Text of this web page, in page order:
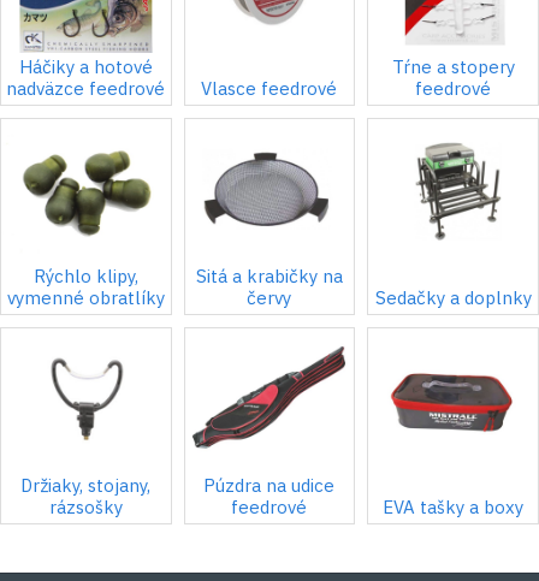
Háčiky a hotové
nadväzce feedrové
Vlasce feedrové
Tŕne a stopery
feedrové
Rýchlo klipy,
vymenné obratlíky
Sitá a krabičky na
červy
Sedačky a doplnky
Držiaky, stojany,
rázsošky
Púzdra na udice
feedrové
EVA tašky a boxy